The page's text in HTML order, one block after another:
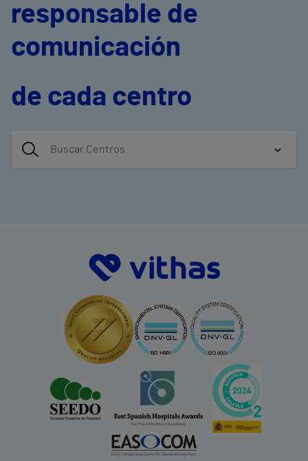
responsable de
comunicación
de cada centro